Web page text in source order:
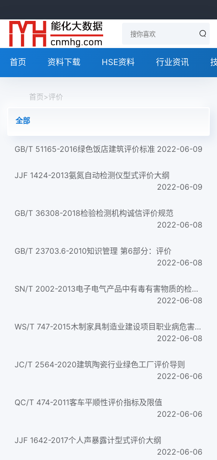
首页 资料下载 HSE资料 行业资讯
首页>评价
全部
GB/T 51165-2016绿色饭店建筑评价标准 2022-06-09
JJF 1424-2013氨氮自动检测仪型式评价大纲
2022-06-09
GB/T 36308-2018检验检测机构诚信评价规范
2022-06-08
GB/T 23703.6-2010知识管理 第6部分：评价
2022-06-08
SN/T 2002-2013电子电气产品中有毒有害物质的检测 符合性评价
2022-06-08
WS/T 747-2015木制家具制造业建设项目职业病危害预评价细则
2022-06-08
JC/T 2564-2020建筑陶瓷行业绿色工厂评价导则
2022-06-06
QC/T 474-2011客车平顺性评价指标及限值
2022-06-06
JJF 1642-2017个人声暴露计型式评价大纲
2022-06-06